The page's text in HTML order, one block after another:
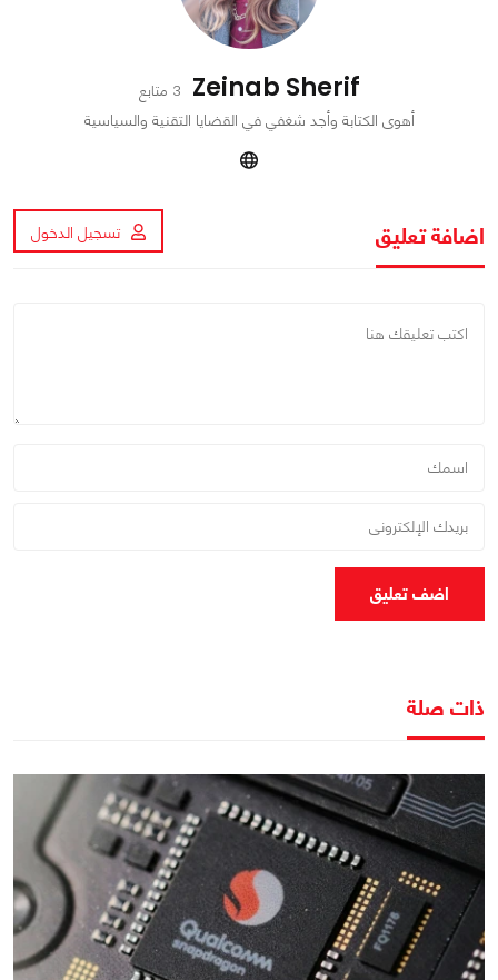
Zeinab Sherif 3 متابع
أهوى الكتابة وأجد شغفي في القضايا التقنية والسياسية
اضافة تعليق تسجيل الدخول
اضف تعليق
ذات صلة